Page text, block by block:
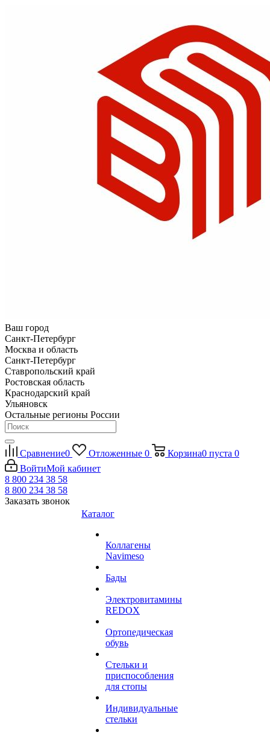
Ваш город
Санкт-Петербург
Москва и область
Санкт-Петербург
Ставропольский край
Ростовская область
Краснодарский край
Ульяновск
Остальные регионы России
Сравнение0 Отложенные 0 Корзина0 пуста 0
ВойтиМой кабинет
8 800 234 38 58
8 800 234 38 58
Заказать звонок
Каталог
Коллагены
Navimeso
Бады
Электровитамины
REDOX
Ортопедическая
обувь
Стельки и
приспособления
для стопы
Индивидуальные
стельки